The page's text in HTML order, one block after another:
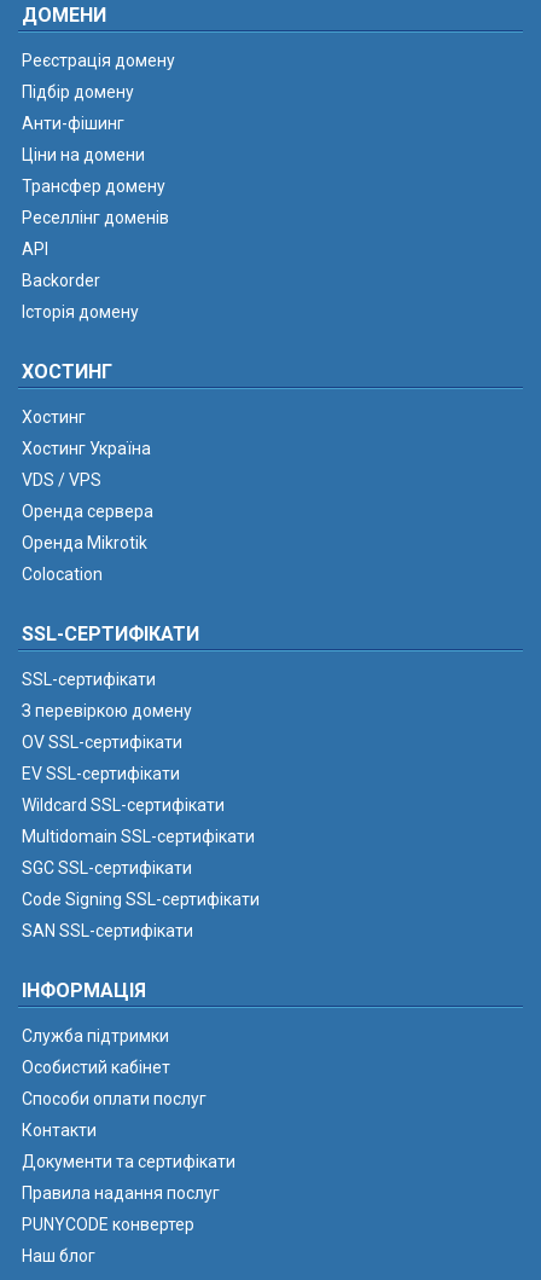
ДОМЕНИ
Реєстрація домену
Підбір домену
Анти-фішинг
Ціни на домени
Трансфер домену
Реселлінг доменів
API
Backorder
Історія домену
ХОСТИНГ
Хостинг
Хостинг Україна
VDS / VPS
Оренда сервера
Оренда Mikrotik
Colocation
SSL-СЕРТИФІКАТИ
SSL-сертифікати
З перевіркою домену
OV SSL-сертифікати
EV SSL-сертифікати
Wildcard SSL-сертифікати
Multidomain SSL-сертифікати
SGC SSL-сертифікати
Code Signing SSL-сертифікати
SAN SSL-сертифікати
ІНФОРМАЦІЯ
Служба підтримки
Особистий кабінет
Способи оплати послуг
Контакти
Документи та сертифікати
Правила надання послуг
PUNYCODE конвертер
Наш блог